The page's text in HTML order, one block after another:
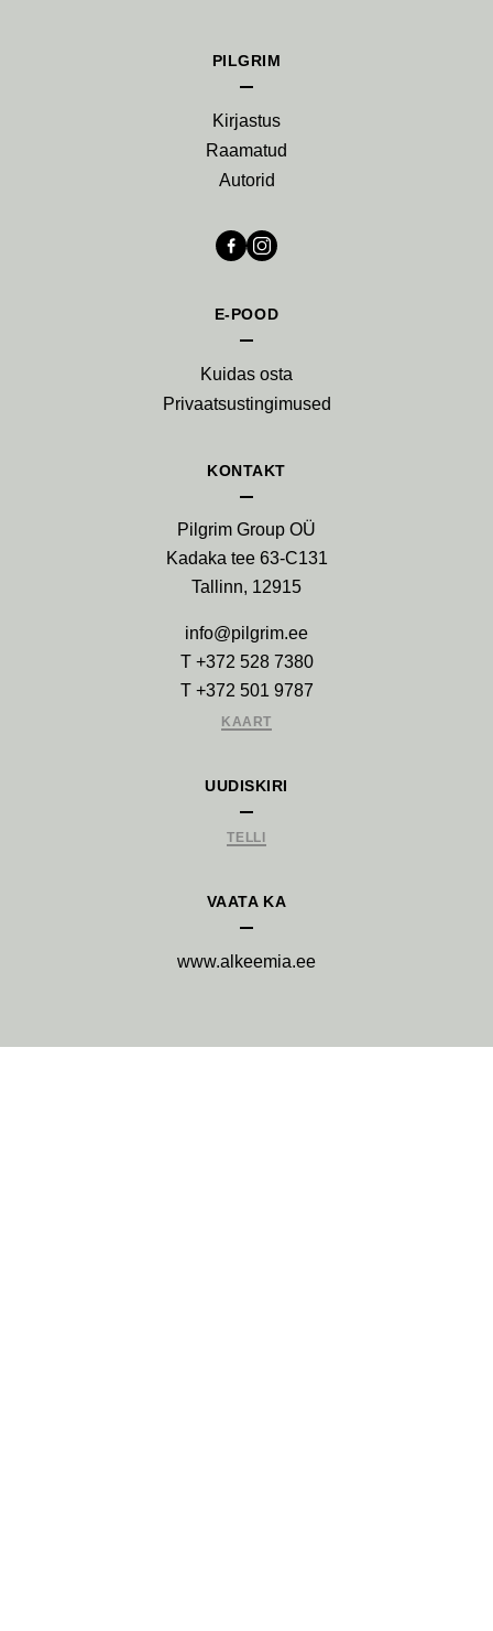
PILGRIM
Kirjastus
Raamatud
Autorid
E-POOD
Kuidas osta
Privaatsustingimused
KONTAKT
Pilgrim Group OÜ
Kadaka tee 63-C131
Tallinn, 12915
info@pilgrim.ee
T +372 528 7380
T +372 501 9787
KAART
UUDISKIRI
TELLI
VAATA KA
www.alkeemia.ee